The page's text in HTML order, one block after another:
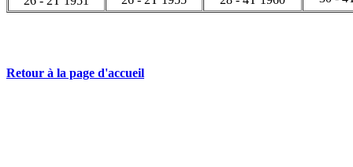
Retour à la page d'accueil